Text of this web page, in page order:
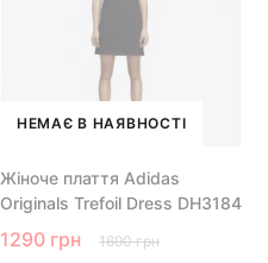
НЕМАЄ В НАЯВНОСТІ
Жіноче плаття Adidas
Originals Trefoil Dress DH3184
1290 грн 1690 грн